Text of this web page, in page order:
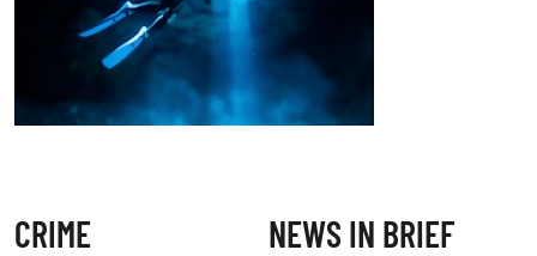
CRIME NEWS IN BRIEF